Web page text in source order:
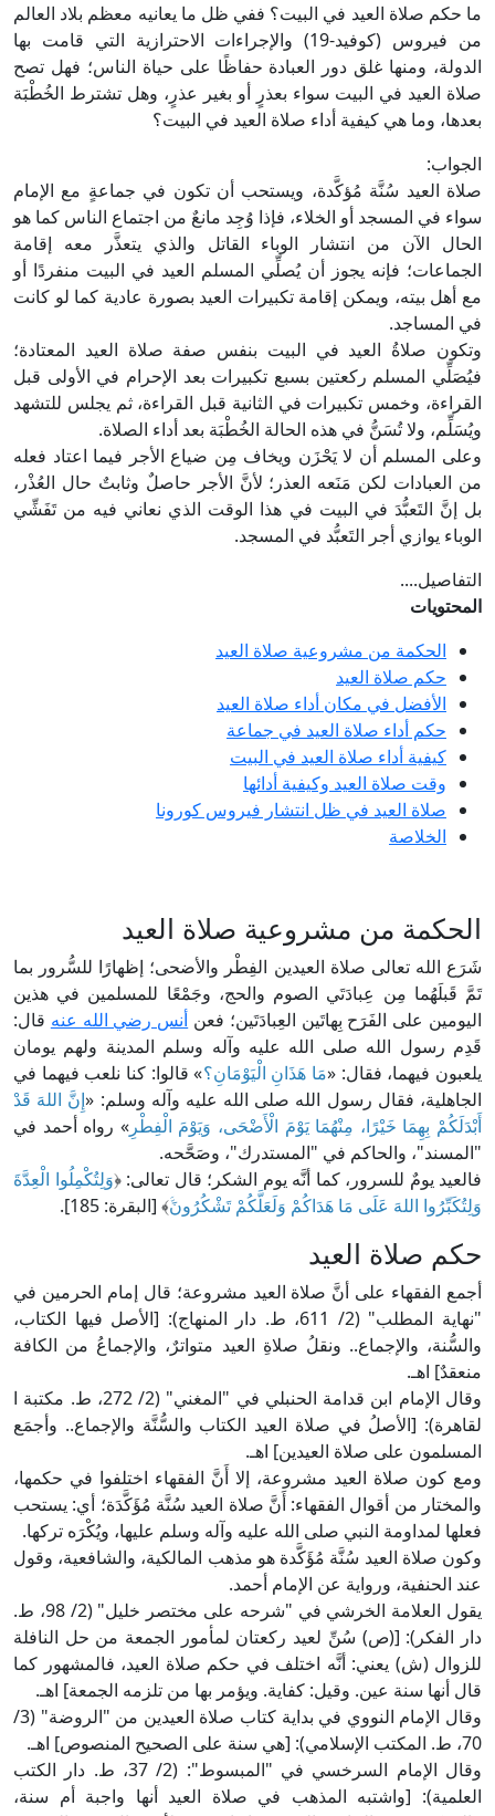
ما حكم صلاة العيد في البيت؟ ففي ظل ما يعانيه معظم بلاد العالم
من فيروس (كوفيد-19) والإجراءات الاحترازية التي قامت بها
الدولة، ومنها غلق دور العبادة حفاظًا على حياة الناس؛ فهل تصح
صلاة العيد في البيت سواء بعذرٍ أو بغير عذرٍ، وهل تشترط الخُطْبَة
بعدها، وما هي كيفية أداء صلاة العيد في البيت؟
الجواب:
صلاة العيد سُنَّة مُؤكَّدة، ويستحب أن تكون في جماعةٍ مع الإمام
سواء في المسجد أو الخلاء، فإذا وُجِد مانعٌ من اجتماع الناس كما هو
الحال الآن من انتشار الوباء القاتل والذي يتعذَّر معه إقامة
الجماعات؛ فإنه يجوز أن يُصلِّي المسلم العيد في البيت منفردًا أو
مع أهل بيته، ويمكن إقامة تكبيرات العيد بصورة عادية كما لو كانت
في المساجد.
وتكون صلاةُ العيد في البيت بنفس صفة صلاة العيد المعتادة؛
فيُصَلِّي المسلم ركعتين بسبع تكبيرات بعد الإحرام في الأولى قبل
القراءة، وخمس تكبيرات في الثانية قبل القراءة، ثم يجلس للتشهد
ويُسَلِّم، ولا تُسَنُّ في هذه الحالة الخُطْبَة بعد أداء الصلاة.
وعلى المسلم أن لا يَحْزَن ويخاف مِن ضياع الأجر فيما اعتاد فعله
من العبادات لكن مَنَعه العذر؛ لأنَّ الأجر حاصلٌ وثابتٌ حال العُذْر،
بل إنَّ التَعبُّدَ في البيت في هذا الوقت الذي نعاني فيه من تَفَشِّي
الوباء يوازي أجر التَعبُّد في المسجد.
التفاصيل....
المحتويات
الحكمة من مشروعية صلاة العيد
حكم صلاة العيد
الأفضل في مكان أداء صلاة العيد
حكم أداء صلاة العيد في جماعة
كيفية أداء صلاة العيد في البيت
وقت صلاة العيد وكيفية أدائها
صلاة العيد في ظل انتشار فيروس كورونا
الخلاصة
الحكمة من مشروعية صلاة العيد
شَرَع الله تعالى صلاة العيدين الفِطْر والأضحى؛ إظهارًا للسُّرور بما
تَمَّ قَبلَهُما مِن عِبادَتَي الصوم والحج، وجَمْعًا للمسلمين في هذين
اليومين على الفَرَح بِهاتَين العِبادَتَين؛ فعن أنس رضي الله عنه قال:
قَدِم رسول الله صلى الله عليه وآله وسلم المدينة ولهم يومان
يلعبون فيهما، فقال: «مَا هَذَانِ الْيَوْمَانِ؟» قالوا: كنا نلعب فيهما في
الجاهلية، فقال رسول الله صلى الله عليه وآله وسلم: «إِنَّ اللهَ قَدْ
أَبْدَلَكُمْ بِهِمَا خَيْرًا، مِنْهُمَا يَوْمَ الْأَضْحَى، وَيَوْمَ الْفِطْرِ» رواه أحمد في
"المسند"، والحاكم في "المستدرك"، وصَحَّحه.
فالعيد يومٌ للسرور، كما أنَّه يوم الشكر؛ قال تعالى: ﴿وَلِتُكْمِلُوا الْعِدَّةَ
وَلِتُكَبِّرُوا اللهَ عَلَى مَا هَدَاكُمْ وَلَعَلَّكُمْ تَشْكُرُونَﱠ﴾ [البقرة: 185].
حكم صلاة العيد
أجمع الفقهاء على أنَّ صلاة العيد مشروعة؛ قال إمام الحرمين في
"نهاية المطلب" (2/ 611، ط. دار المنهاج): [الأصل فيها الكتاب،
والسُّنة، والإجماع.. ونقلُ صلاةِ العيد متواترٌ، والإجماعُ من الكافة
منعقدٌ] اهـ.
وقال الإمام ابن قدامة الحنبلي في "المغني" (2/ 272، ط. مكتبة ا
لقاهرة): [الأصلُ في صلاة العيد الكتاب والسُّنَّة والإجماع.. وأجمَع
المسلمون على صلاة العيدين] اهـ.
ومع كون صلاة العيد مشروعة، إلا أَنَّ الفقهاء اختلفوا في حكمها،
والمختار من أقوال الفقهاء: أَنَّ صلاة العيد سُنَّة مُؤَكَّدَة؛ أي: يستحب
فعلها لمداومة النبي صلى الله عليه وآله وسلم عليها، ويُكْرَه تركها.
وكون صلاة العيد سُنَّة مُؤَكَّدة هو مذهب المالكية، والشافعية، وقول
عند الحنفية، ورواية عن الإمام أحمد.
يقول العلامة الخرشي في "شرحه على مختصر خليل" (2/ 98، ط.
دار الفكر): [(ص) سُنِّ لعيد ركعتان لمأمور الجمعة من حل النافلة
للزوال (ش) يعني: أنَّه اختلف في حكم صلاة العيد، فالمشهور كما
قال أنها سنة عين. وقيل: كفاية. ويؤمر بها من تلزمه الجمعة] اهـ.
وقال الإمام النووي في بداية كتاب صلاة العيدين من "الروضة" (3/
70، ط. المكتب الإسلامي): [هي سنة على الصحيح المنصوص] اهـ.
وقال الإمام السرخسي في "المبسوط": (2/ 37، ط. دار الكتب
العلمية): [واشتبه المذهب في صلاة العيد أنها واجبة أم سنة،